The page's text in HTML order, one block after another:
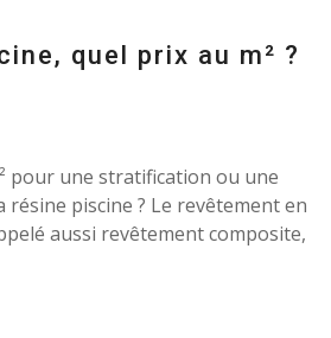
quel prix au m² ?
pour une stratification ou une
résine piscine ? Le revêtement en
aussi revêtement composite,